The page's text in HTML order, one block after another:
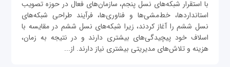
با استقرار شبکه‌های نسل پنجم، سازمان‌های فعال در حوزه تصویب
استانداردها، خط‌مشی‌ها و فناوری‌ها، فرآیند طراحی شبکه‌های
نسل ششم را آغاز کردند، زیرا شبکه‌های نسل ششم در مقایسه با
اسلاف خود پیچیدگی‌‌های بیشتری دارند و در نتیجه به زمان،
هزینه و تلاش‌های مدیریتی بیشتری نیاز دارند. از...